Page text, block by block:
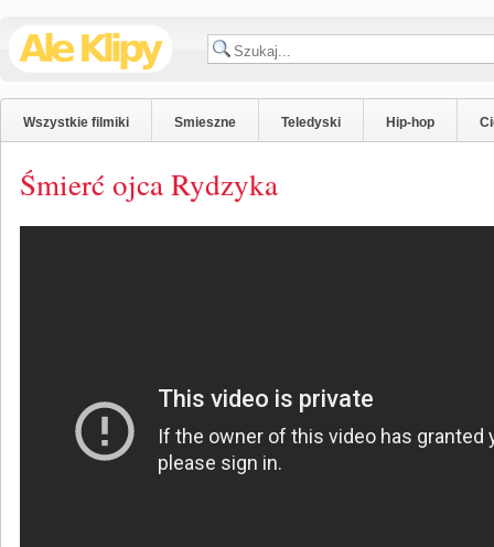
Wszystkie filmiki Smieszne Teledyski Hip-hop
Śmierć ojca Rydzyka